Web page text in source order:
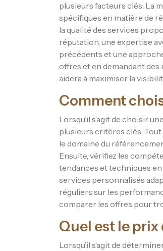
plusieurs facteurs clés. La
spécifiques en matière de
la qualité des services
réputation, une expertise
précédents et une
offres et en demandant des
aidera à maximiser la
Comment
Lorsqu’il s’agit de choisir
plusieurs critères clés. Tout
le domaine du
Ensuite, vérifiez les
tendances et techniques en
services personnalisés
réguliers sur les
comparer les offres pour
Quel est le prix
Lorsqu’il s’agit de